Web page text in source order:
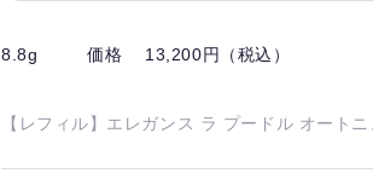
8.8g 価格 13,200円（税込）
【レフィル】エレガンス ラ プードル オート